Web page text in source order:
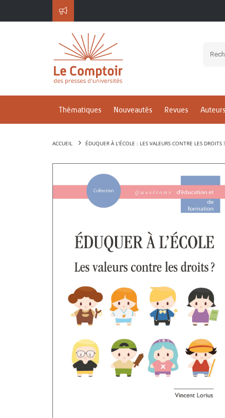
Thématiques Nouveautés Revues Auteurs
ACCUEIL ÉDUQUER À L'ÉCOLE : LES VALEURS CONTRE LES DROITS ?